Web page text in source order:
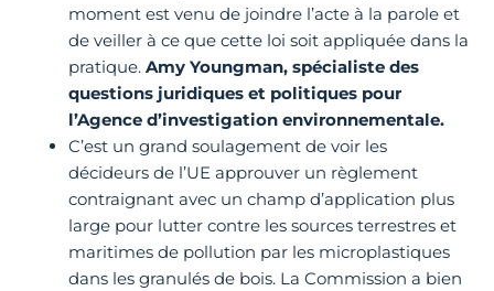
moment est venu de joindre l’acte à la parole et
de veiller à ce que cette loi soit appliquée dans la
pratique.Amy Youngman, spécialiste des
questions juridiques et politiques pour
l’Agence d’investigation environnementale.
C’est un grand soulagement de voir les
décideurs de l’UE approuver un règlement
contraignant avec un champ d’application plus
large pour lutter contre les sources terrestres et
maritimes de pollution par les microplastiques
dans les granulés de bois. La Commission a bien